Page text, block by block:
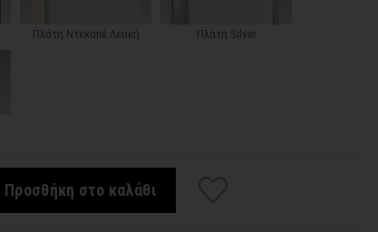
Πλάτη Ντεκαπέ Λευκή Πλάτη Silver
Προσθήκη στο καλάθι